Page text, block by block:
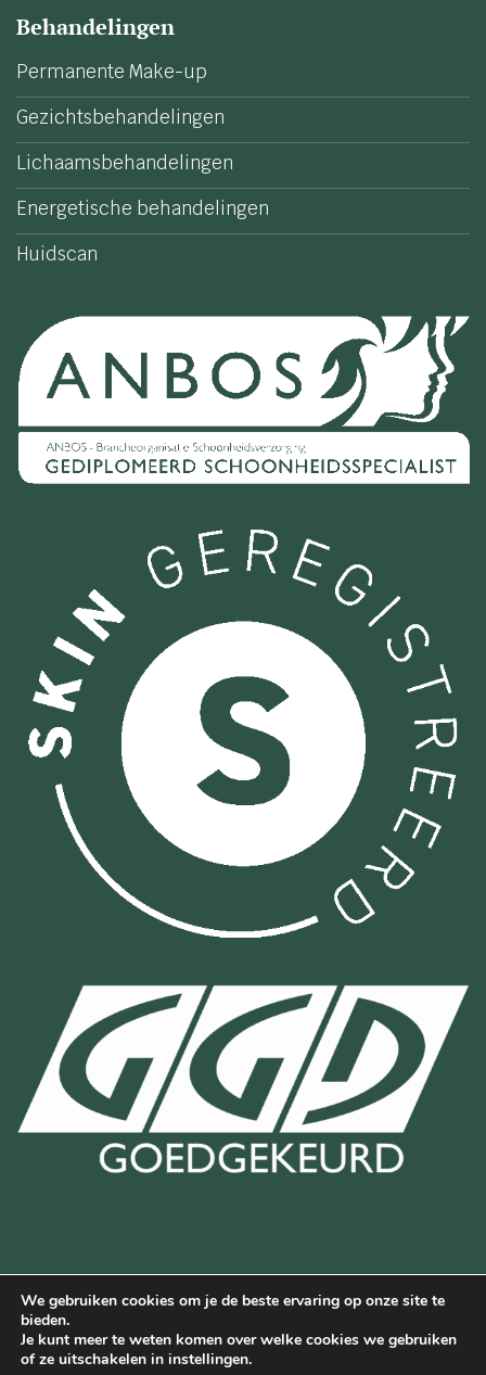
Behandelingen
Permanente Make-up
Gezichtsbehandelingen
Lichaamsbehandelingen
Energetische behandelingen
Huidscan
Bancontact
Transfer
IDeal
Wero
Deze website is beschermd door reCAPTCHA en de Google
We gebruiken cookies om je de beste ervaring op onze site te
bieden.
Je kunt meer te weten komen over welke cookies we gebruiken
of ze uitschakelen in instellingen.